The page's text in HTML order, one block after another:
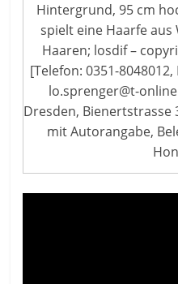
Hintergrund, 95 cm
spielt eine Haarfe
Haaren; losdif –
[Telefon: 0351-
lo.sprenger@t-
Dresden,
mit Autorangabe,